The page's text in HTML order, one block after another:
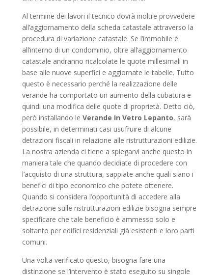
Al termine dei lavori il tecnico dovrà inoltre provvedere
all’aggiornamento della scheda catastale attraverso la
procedura di variazione catastale. Se l’immobile è
all’interno di un condominio, oltre all’aggiornamento
catastale andranno ricalcolate le quote millesimali in
base alle nuove superfici e aggiornate le tabelle. Tutto
questo è necessario perché la realizzazione delle
verande ha comportato un aumento della cubatura e
quindi una modifica delle quote di proprietà. Detto ciò,
però installando le Verande In Vetro Lepanto, sarà
possibile, in determinati casi usufruire di alcune
detrazioni fiscali in relazione alle ristrutturazioni edilizie.
La nostra azienda ci tiene a spiegarvi anche questo in
maniera tale che quando decidiate di procedere con
l’acquisto di una struttura, sappiate anche quali siano i
benefici di tipo economico che potete ottenere.
Quando si considera l’opportunità di accedere alla
detrazione sulle ristrutturazioni edilizie bisogna sempre
specificare che tale beneficio è ammesso solo e
soltanto per edifici residenziali già esistenti e loro parti
comuni.
Una volta verificato questo, bisogna fare una
distinzione se l’intervento è stato eseguito su singole